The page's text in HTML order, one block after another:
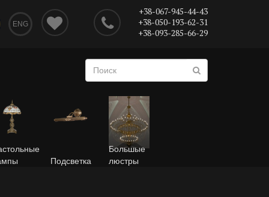
ENG
+38-067-945-44-43
+38-050-193-62-31
+38-093-285-66-29
Подсветка
Большые
люстры